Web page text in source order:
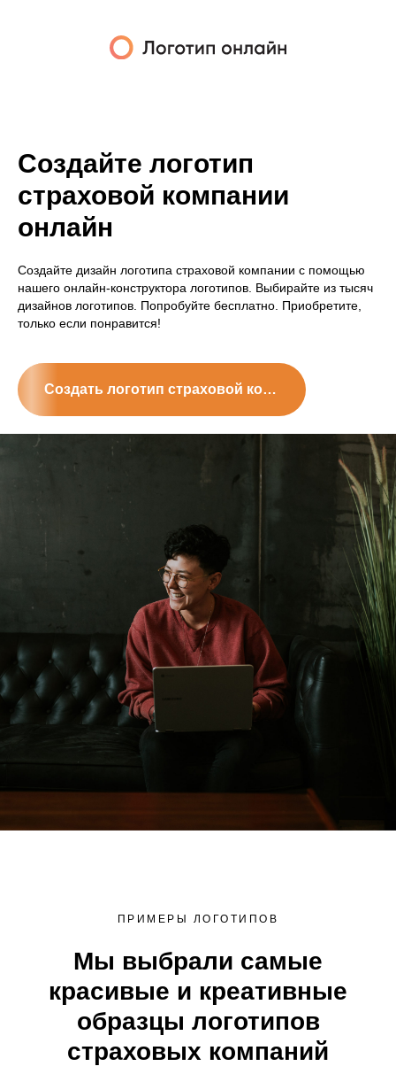
Создайте логотип
страховой компании
онлайн
Создайте дизайн логотипа страховой компании с помощью
нашего онлайн-конструктора логотипов. Выбирайте из тысяч
дизайнов логотипов. Попробуйте бесплатно. Приобретите,
только если понравится!
Создать логотип страховой компании
ПРИМЕРЫ ЛОГОТИПОВ
Мы выбрали самые
красивые и креативные
образцы логотипов
страховых компаний